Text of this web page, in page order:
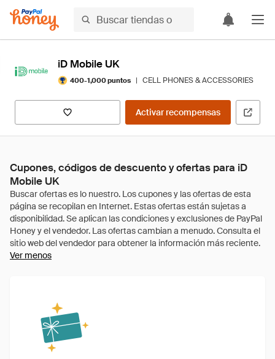
iD Mobile UK
400-1,000 puntos | CELL PHONES & ACCESSORIES
Activar recompensas
Cupones, códigos de descuento y ofertas para iD
Mobile UK
Ver menos